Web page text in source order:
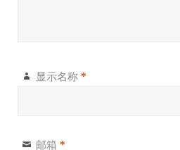
显示名称 *
邮箱 *